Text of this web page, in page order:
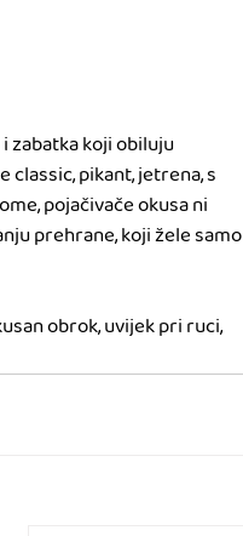
zabatka koji obiluju
pikant, jetrena, s
pojačivače okusa ni
prehrane, koji žele samo
obrok, uvijek pri ruci,